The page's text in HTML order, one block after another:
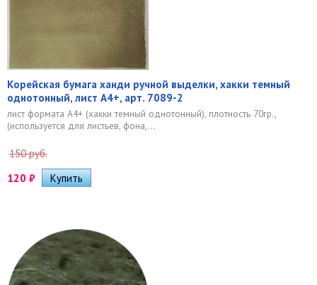
Корейская бумага ханди ручной выделки, хакки темный
однотонный, лист А4+, арт. 7089-2
лист формата А4+ (хакки темный однотонный), плотность 70гр.,
(используется для листьев, фона,...
150 руб.
120 ₽